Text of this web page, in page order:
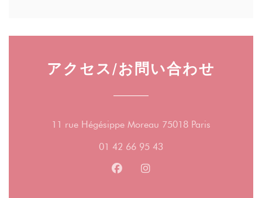
アクセス/お問い合わせ
11 rue Hégésippe Moreau 75018 Paris
01 42 66 95 43
Facebook ((新しいウィンドウ
Instagram ((新しいウィ